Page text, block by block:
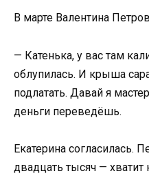
В марте Валентина
— Катенька, у вас там
облупилась. И крыша
подлатать. Давай я
деньги переведёшь.
Екатерина согласилась.
двадцать тысяч — хватит